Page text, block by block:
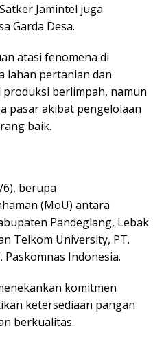
Jamintel juga
Garda Desa.
atasi fenomena di
lahan pertanian dan
berlimpah, namun
pasar akibat pengelolaan
baik.
6), berupa
(MoU) antara
Pandeglang, Lebak
Telkom University, PT.
Indonesia.
komitmen
ketersediaan pangan
berkualitas.